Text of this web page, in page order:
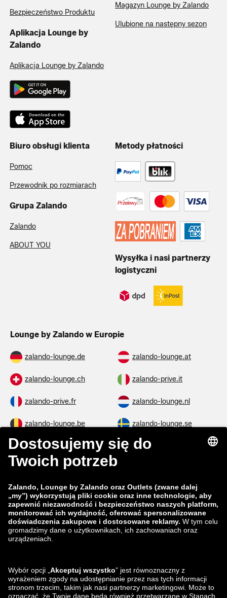
Bezpieczeństwo Produktu
Aplikacja Lounge by
Zalando
Aplikacja Lounge by Zalando
Magazyn Lounge by Zalando
Ulubione na następny sezon
Biuro obsługi klienta
Pomoc
Przewodnik po rozmiarach
Grupa Zalando
Zalando
ABOUT YOU
Metody płatności
Wysyłka i nasi partnerzy
logistyczni
Lounge by Zalando w Europie
zalando-lounge.de zalando-lounge.at
zalando-lounge.ch zalando-prive.it
zalando-prive.fr zalando-lounge.nl
zalando-lounge.be zalando-lounge.se
zalando-lounge.fi zalando-lounge.dk
zalando-lounge.co.uk
zalando-prive.es zalando-lounge.cz
zalando-lounge.lt zalando-lounge.sk
zalando-lounge.ro zalando-lounge.hr
zalando-lounge.lu zalando-lounge.ee